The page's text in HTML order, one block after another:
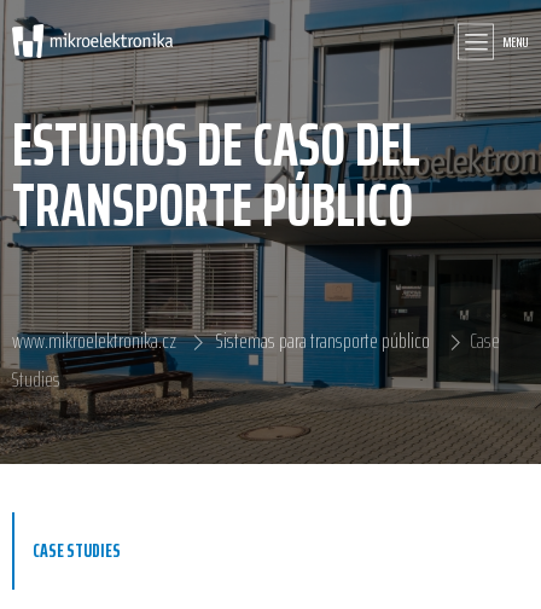
MENU
ESTUDIOS DE CASO DEL
TRANSPORTE PÚBLICO
www.mikroelektronika.cz Sistemas para transporte público
Case
Studies
CASE STUDIES